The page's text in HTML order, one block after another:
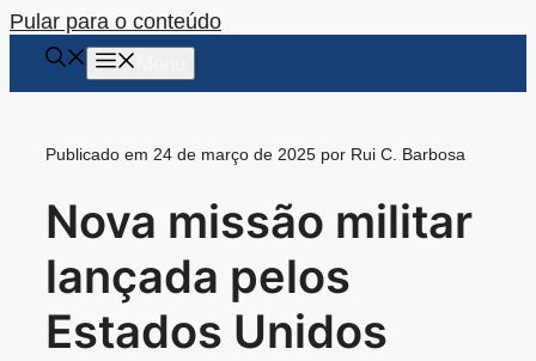
Pular para o conteúdo
Publicado em 24 de março de 2025 por Rui C. Barbosa
Nova missão militar
lançada pelos
Estados Unidos